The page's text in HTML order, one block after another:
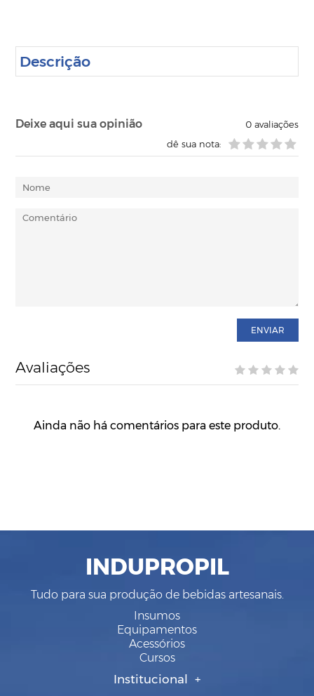
Descrição
Deixe aqui sua opinião 0avaliações
dê sua nota:
ENVIAR
Avaliações
Ainda não há comentários para este produto.
INDUPROPIL
Tudo para sua produção de bebidas artesanais.
Insumos
Equipamentos
Acessórios
Cursos
Institucional